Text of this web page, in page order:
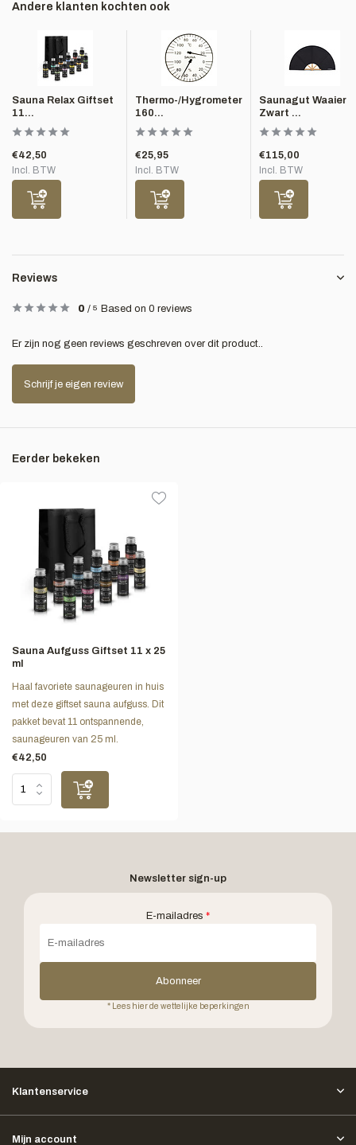
Andere klanten kochten ook
Sauna Relax Giftset
11...
€42,50
Incl. BTW
Thermo-/Hygrometer
160...
€25,95
Incl. BTW
Saunagut Waaier
Zwart ...
€115,00
Incl. BTW
Reviews
0 / 5 Based on 0 reviews
Er zijn nog geen reviews geschreven over dit product..
Schrijf je eigen review
Eerder bekeken
Sauna Aufguss Giftset 11 x 25
ml
Haal favoriete saunageuren in huis
met deze giftset sauna aufguss. Dit
pakket bevat 11 ontspannende,
saunageuren van 25 ml.
€42,50
Newsletter sign-up
E-mailadres *
Abonneer
* Lees hier de wettelijke beperkingen
Klantenservice
Mijn account